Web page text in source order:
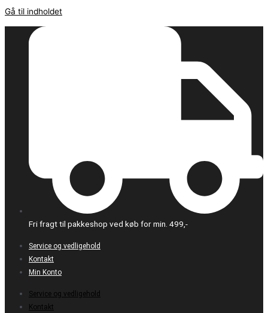
Gå til indholdet
Fri fragt til pakkeshop ved køb for min. 499,-
Service og vedligehold
Kontakt
Min Konto
Service og vedligehold
Kontakt